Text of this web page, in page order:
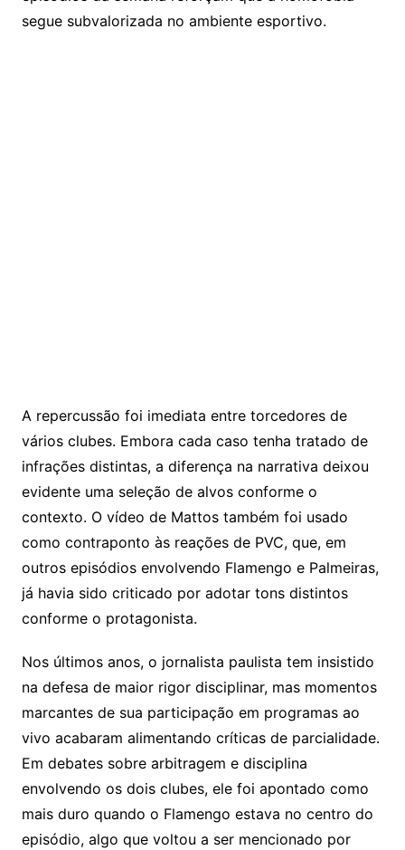
segue subvalorizada no ambiente esportivo.
A repercussão foi imediata entre torcedores de
vários clubes. Embora cada caso tenha tratado de
infrações distintas, a diferença na narrativa deixou
evidente uma seleção de alvos conforme o
contexto. O vídeo de Mattos também foi usado
como contraponto às reações de PVC, que, em
outros episódios envolvendo Flamengo e Palmeiras,
já havia sido criticado por adotar tons distintos
conforme o protagonista.
Nos últimos anos, o jornalista paulista tem insistido
na defesa de maior rigor disciplinar, mas momentos
marcantes de sua participação em programas ao
vivo acabaram alimentando críticas de parcialidade.
Em debates sobre arbitragem e disciplina
envolvendo os dois clubes, ele foi apontado como
mais duro quando o Flamengo estava no centro do
episódio, algo que voltou a ser mencionado por